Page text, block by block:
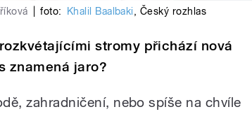
foto: Khalil Baalbaki, Český rozhlas
stromy přichází nová
znamená jaro?
zahradničení, nebo spíše na chvíle